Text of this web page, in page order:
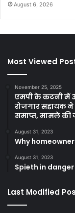
August 6, 2026
Most Viewed
November 25, 2025
एमपी के कटनी में
रोजगार सहायक
समाप्त, मामले की
August 31, 2023
Why
August 31, 2023
Spieth in
Last Modified